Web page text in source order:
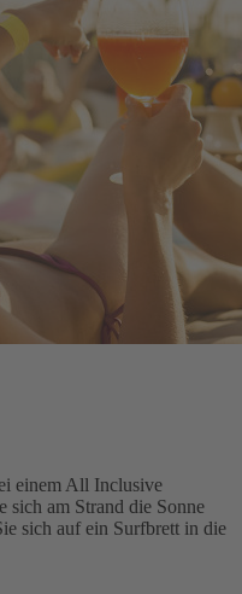
einem All Inclusive
sich am Strand die Sonne
sich auf ein Surfbrett in die